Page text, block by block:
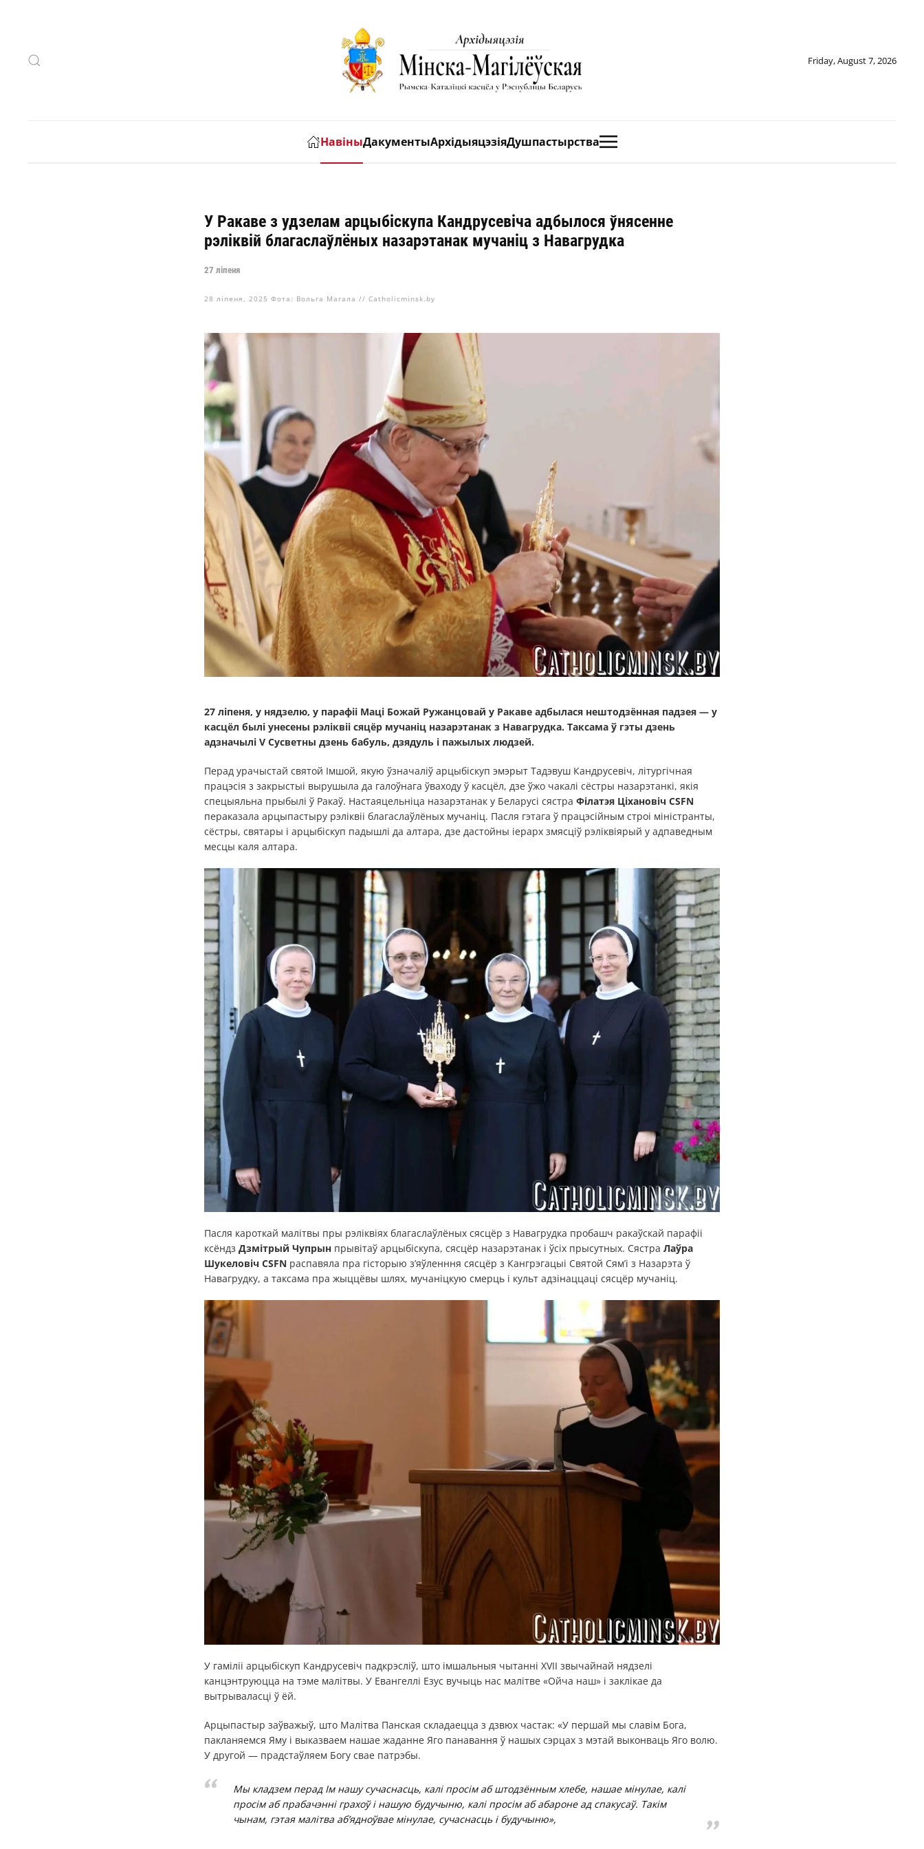
Friday, August 7, 2026
НавіныДакументыАрхідыяцэзіяДушпастырства
У Ракаве з удзелам арцыбіскупа Кандрусевіча адбылося ўнясенне
рэліквій благаслаўлёных назарэтанак мучаніц з Навагрудка
27 ліпеня
28 ліпеня, 2025 Фота: Вольга Магала // Catholicminsk.by
27 ліпеня, у нядзелю, у парафіі Маці Божай Ружанцовай у Ракаве адбылася нештодзённая падзея — у
касцёл былі унесены рэліквіі сяцёр мучаніц назарэтанак з Навагрудка. Таксама ў гэты дзень
адзначылі V Сусветны дзень бабуль, дзядуль і пажылых людзей.
Перад урачыстай святой Імшой, якую ўзначаліў арцыбіскуп эмэрыт Тадэвуш Кандрусевіч, літургічная
працэсія з закрыстыі вырушыла да галоўнага ўваходу ў касцёл, дзе ўжо чакалі сёстры назарэтанкі, якія
спецыяльна прыбылі ў Ракаў. Настаяцельніца назарэтанак у Беларусі сястра Філатэя Ціхановіч CSFN
пераказала арцыпастыру рэліквіі благаслаўлёных мучаніц. Пасля гэтага ў працэсійным строі міністранты,
сёстры, святары і арцыбіскуп падышлі да алтара, дзе дастойны іерарх змясціў рэліквіярый у адпаведным
месцы каля алтара.
Пасля кароткай малітвы пры рэліквіях благаслаўлёных сясцёр з Навагрудка пробашч ракаўскай парафіі
ксёндз Дзмітрый Чупрын прывітаў арцыбіскупа, сясцёр назарэтанак і ўсіх прысутных. Сястра Лаўра
Шукеловіч CSFN распавяла пра гісторыю з’яўленння сясцёр з Кангрэгацыі Святой Сям’і з Назарэта ў
Навагрудку, а таксама пра жыццёвы шлях, мучаніцкую смерць і культ адзінаццаці сясцёр мучаніц.
У гаміліі арцыбіскуп Кандрусевіч падкрэсліў, што імшальныя чытанні XVII звычайнай нядзелі
канцэнтруюцца на тэме малітвы. У Евангеллі Езус вучыць нас малітве «Ойча наш» і заклікае да
вытрываласці ў ёй.
Арцыпастыр заўважыў, што Малітва Панская складаецца з дзвюх частак: «У першай мы славім Бога,
пакланяемся Яму і выказваем нашае жаданне Яго панавання ў нашых сэрцах з мэтай выконваць Яго волю.
У другой — прадстаўляем Богу свае патрэбы.
Мы кладзем перад Ім нашу сучаснасць, калі просім аб штодзённым хлебе, нашае мінулае, калі
просім аб прабачэнні грахоў і нашую будучыню, калі просім аб абароне ад спакусаў. Такім
чынам, гэтая малітва аб’ядноўвае мінулае, сучаснасць і будучыню»,